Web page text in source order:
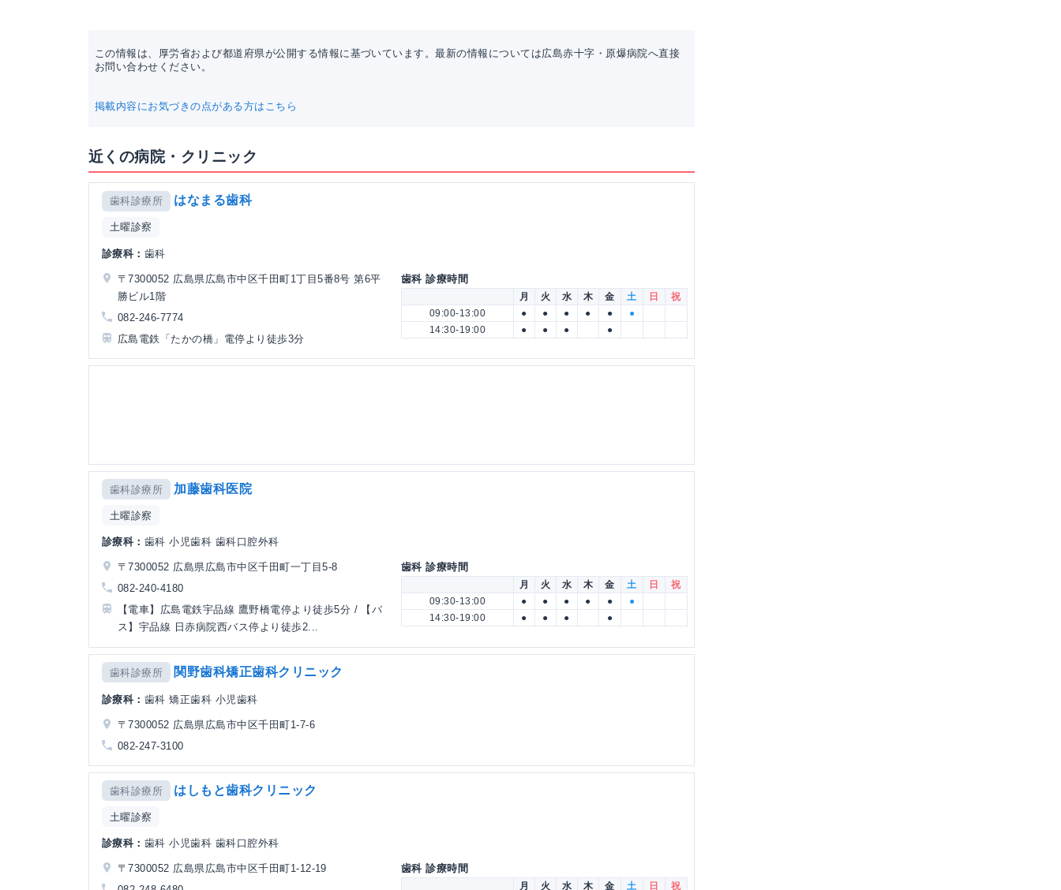
この情報は、厚労省および都道府県が公開する情報に基づいています。最新の情報については広島赤十字・原爆病院へ直接
お問い合わせください。
掲載内容にお気づきの点がある方はこちら
近くの病院・クリニック
歯科診療所 はなまる歯科
土曜診察
診療科： 歯科
〒7300052 広島県広島市中区千田町1丁目5番8号 第6平
勝ビル1階
082-246-7774
広島電鉄「たかの橋」電停より徒歩3分
歯科 診療時間
月 火 水 木 金 土 日
祝
09:00-13:00
● ● ● ● ●
●
14:30-19:00
● ● ● ●
歯科診療所 加藤歯科医院
土曜診察
診療科： 歯科 小児歯科 歯科口腔外科
〒7300052 広島県広島市中区千田町一丁目5-8
082-240-4180
【電車】広島電鉄宇品線 鷹野橋電停より徒歩5分 / 【バ
ス】宇品線 日赤病院西バス停より徒歩2...
歯科 診療時間
月 火 水 木 金 土 日
祝
09:30-13:00
● ● ● ● ●
●
14:30-19:00
● ● ● ●
歯科診療所 関野歯科矯正歯科クリニック
診療科： 歯科 矯正歯科 小児歯科
〒7300052 広島県広島市中区千田町1-7-6
082-247-3100
歯科診療所 はしもと歯科クリニック
土曜診察
診療科： 歯科 小児歯科 歯科口腔外科
〒7300052 広島県広島市中区千田町1-12-19
歯科 診療時間
月 火 水 木 金 土 日 祝